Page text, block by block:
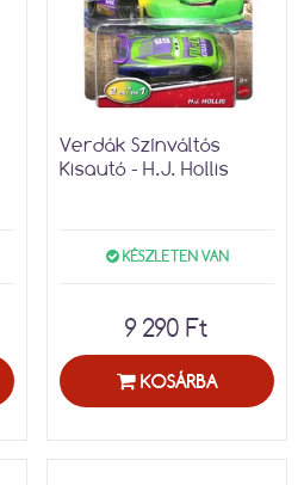
Verdák Színváltós
Kisautó - H.J. Hollis
KÉSZLETEN VAN
9 290 Ft
KOSÁRBA